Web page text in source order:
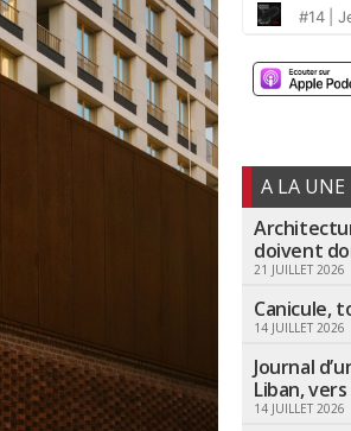
A LA UNE
doivent
21 JUILLET 2026
Canicule,
14 JUILLET 2026
Journal
Liban,
14 JUILLET 2026